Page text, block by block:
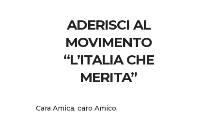
ADERISCI AL
MOVIMENTO
“L’ITALIA CHE
MERITA”
Cara Amica, caro Amico,